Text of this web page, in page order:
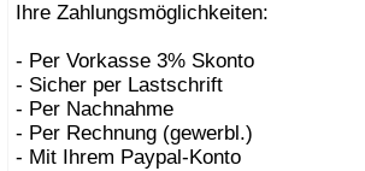
Ihre Zahlungsmöglichkeiten:
- Per Vorkasse 3% Skonto
- Sicher per Lastschrift
- Per Nachnahme
- Per Rechnung (gewerbl.)
- Mit Ihrem Paypal-Konto